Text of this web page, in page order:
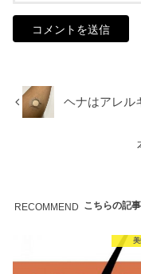
ヘナはアレル
RECOMMEND こちらの記